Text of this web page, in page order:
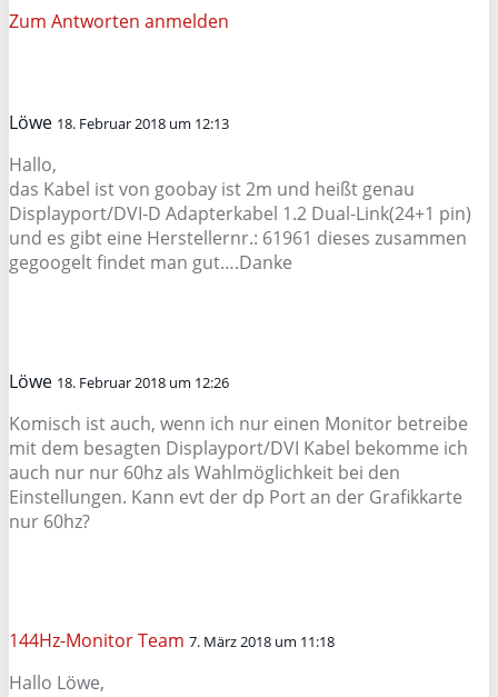
Zum Antworten anmelden
Löwe 18. Februar 2018 um 12:13
Hallo,
das Kabel ist von goobay ist 2m und heißt genau
Displayport/DVI-D Adapterkabel 1.2 Dual-Link(24+1 pin)
und es gibt eine Herstellernr.: 61961 dieses zusammen
gegoogelt findet man gut….Danke
Löwe 18. Februar 2018 um 12:26
Komisch ist auch, wenn ich nur einen Monitor betreibe
mit dem besagten Displayport/DVI Kabel bekomme ich
auch nur nur 60hz als Wahlmöglichkeit bei den
Einstellungen. Kann evt der dp Port an der Grafikkarte
nur 60hz?
144Hz-Monitor Team 7. März 2018 um 11:18
Hallo Löwe,